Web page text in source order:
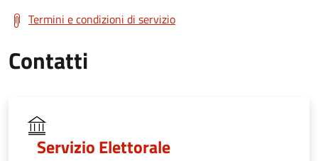
Termini e condizioni di servizio
Contatti
Servizio Elettorale